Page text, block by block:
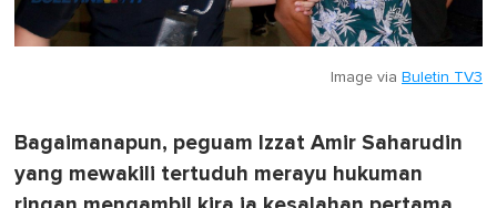
Image via Buletin TV3
Bagaimanapun, peguam Izzat Amir Saharudin
yang mewakili tertuduh merayu hukuman